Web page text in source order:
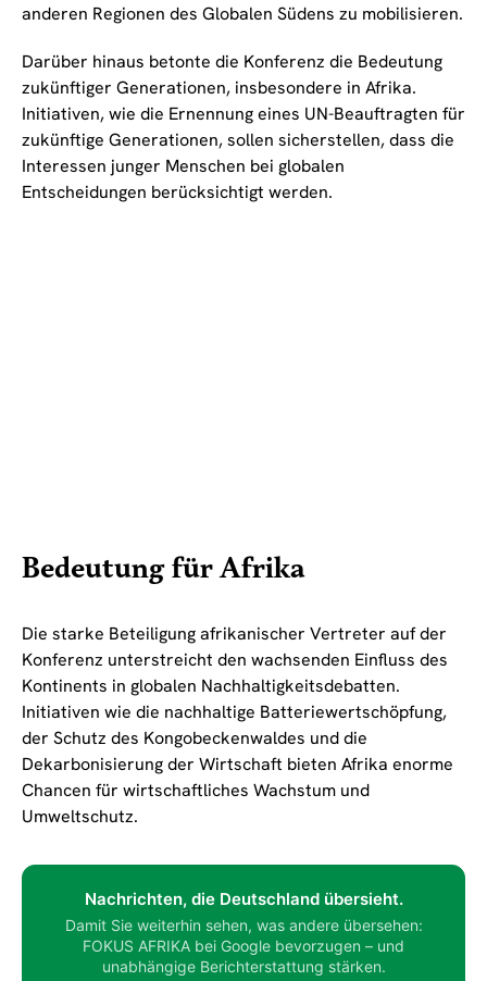
anderen Regionen des Globalen Südens zu mobilisieren.
Darüber hinaus betonte die Konferenz die Bedeutung
zukünftiger Generationen, insbesondere in Afrika.
Initiativen, wie die Ernennung eines UN-Beauftragten für
zukünftige Generationen, sollen sicherstellen, dass die
Interessen junger Menschen bei globalen
Entscheidungen berücksichtigt werden.
Bedeutung für Afrika
Die starke Beteiligung afrikanischer Vertreter auf der
Konferenz unterstreicht den wachsenden Einfluss des
Kontinents in globalen Nachhaltigkeitsdebatten.
Initiativen wie die nachhaltige Batteriewertschöpfung,
der Schutz des Kongobeckenwaldes und die
Dekarbonisierung der Wirtschaft bieten Afrika enorme
Chancen für wirtschaftliches Wachstum und
Umweltschutz.
Nachrichten, die Deutschland übersieht.
Damit Sie weiterhin sehen, was andere übersehen:
FOKUS AFRIKA bei Google bevorzugen – und
unabhängige Berichterstattung stärken.